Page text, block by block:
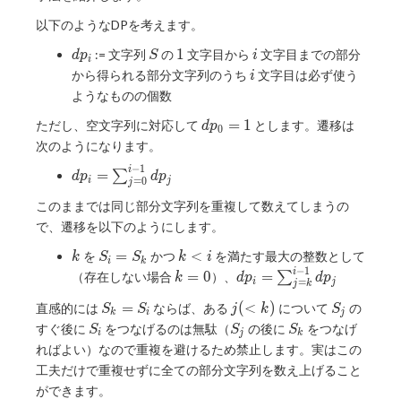
以下のようなDPを考えます。
dp_i
dpi := 文字列 S
Sの 1
1 文字目から i
i 文字目までの部分
から得られる部分文字列のうち i
i 文字目は必ず使う
ようなものの個数
ただし、空文字列に対応して dp_0=1
dp0 = 1 とします。遷移は
次のようになります。
dp_i =
\sum_{j=0}^{i-
1} dp_j
dpi = ∑j=0
i−1
dpj
このままでは同じ部分文字列を重複して数えてしまうの
で、遷移を以下のようにします。
k
k を S_i=S_k
Si = Sk かつ k<i
k < i を満たす最大の整数として
（存在しない場合 k=0
k = 0）、 dp_i=\sum_{j=k}^{i-
dpi = ∑j=k
i−1
dpj
直感的には S_k=S_i
Sk = Si ならば、ある j(<k)
j(< k) について S_j
Sj の
すぐ後に S_i
Si をつなげるのは無駄（S_j
Sj の後に S_k
Sk をつなげ
ればよい）なので重複を避けるため禁止します。実はこの
工夫だけで重複せずに全ての部分文字列を数え上げること
ができます。